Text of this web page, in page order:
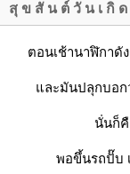
สุ ข สั น ต์ วั น เ กิ
ตอนเช้านาฬิกาดั
และมันปลุกบอก
นั่นก็คื
พอขึ้นรถปั๊บ